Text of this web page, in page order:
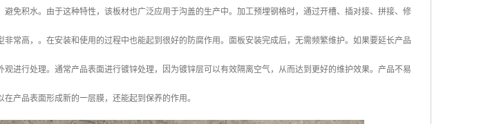
免积水。由于这种特性，该板材也广泛应用于沟盖的生产中。加工预埋钢格时，通过开槽、插对接、拼接、修
常高，。在安装和使用的过程中也能起到很好的防腐作用。面板安装完成后，无需频繁维护。如果要延长产品
进行处理。通常产品表面进行镀锌处理，因为镀锌层可以有效隔离空气，从而达到更好的维护效果。产品不易
产品表面形成新的一层膜，还能起到保养的作用。